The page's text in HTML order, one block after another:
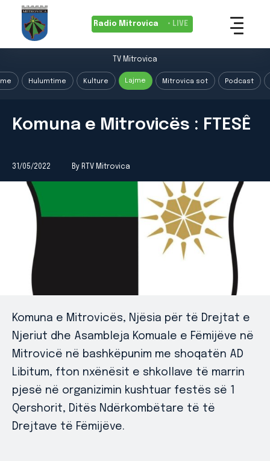
Radio Mitrovica • LIVE
TV Mitrovica
Hulumtime Kulture Lajme Mitrovica sot Podcast
Komuna e Mitrovicës : FTESÊ
31/05/2022 By RTV Mitrovica
Komuna e Mitrovicës, Njësia për të Drejtat e
Njeriut dhe Asambleja Komuale e Fëmijëve në
Mitrovicë në bashkëpunim me shoqatën AD
Libitum, fton nxënësit e shkollave të marrin
pjesë në organizimin kushtuar festës së 1
Qershorit, Ditës Ndërkombëtare të të
Drejtave të Fëmijëve.